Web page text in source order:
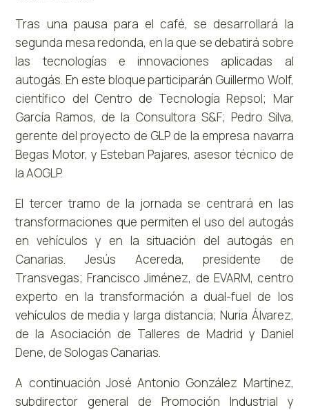
Tras una pausa para el café, se desarrollará la
segunda mesa redonda, en la que se debatirá sobre
las tecnologías e innovaciones aplicadas al
autogás. En este bloque participarán Guillermo Wolf,
científico del Centro de Tecnología Repsol; Mar
García Ramos, de la Consultora S&F; Pedro Silva,
gerente del proyecto de GLP de la empresa navarra
Begas Motor, y Esteban Pajares, asesor técnico de
la AOGLP.
El tercer tramo de la jornada se centrará en las
transformaciones que permiten el uso del autogás
en vehículos y en la situación del autogás en
Canarias. Jesús Acereda, presidente de
Transvegas; Francisco Jiménez, de EVARM, centro
experto en la transformación a dual-fuel de los
vehículos de media y larga distancia; Nuria Álvarez,
de la Asociación de Talleres de Madrid y Daniel
Dene, de Sologas Canarias.
A continuación José Antonio González Martínez,
subdirector general de Promoción Industrial y